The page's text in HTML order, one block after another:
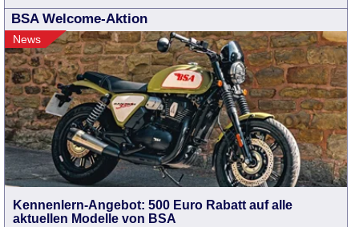
BSA Welcome-Aktion
News
Kennenlern-Angebot: 500 Euro Rabatt auf alle
aktuellen Modelle von BSA